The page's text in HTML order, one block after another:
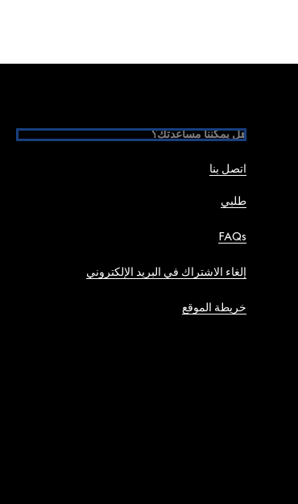
هل يمكننا مساعدتك؟
اتصل بنا
طلبي
FAQs
إلغاء الاشتراك في البريد الإلكتروني
خريطة الموقع